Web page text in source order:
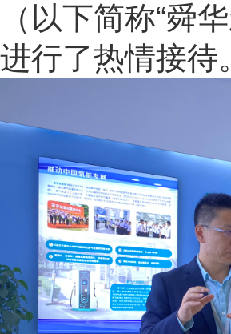
（以下简称“舜
进行了热情接待